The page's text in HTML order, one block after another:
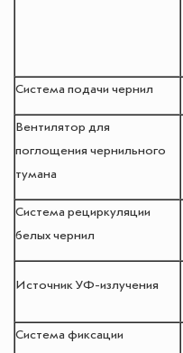
Система подачи чернил
Вентилятор для
поглощения чернильного
тумана
Система рециркуляции
белых чернил
Источник УФ-излучения
Система фиксации